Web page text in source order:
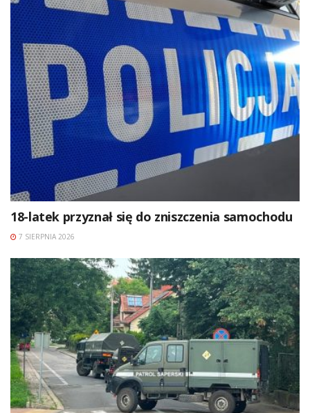
18-latek przyznał się do zniszczenia samochodu
7 SIERPNIA 2026